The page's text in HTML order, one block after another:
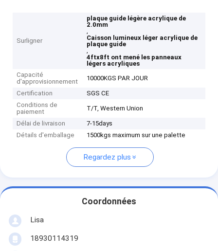
Surligner
plaque guide légère acrylique de
2.0mm
,
Caisson lumineux léger acrylique de
plaque guide
,
4ftx8ft ont mené les panneaux
légers acryliques
Capacité
d'approvisionnement
10000KGS PAR JOUR
Certification
SGS CE
Conditions de
paiement
T/T, Western Union
Délai de livraison
7-15days
Détails d'emballage
1500kgs maximum sur une palette
Regardez plus
Coordonnées
Lisa
18930114319